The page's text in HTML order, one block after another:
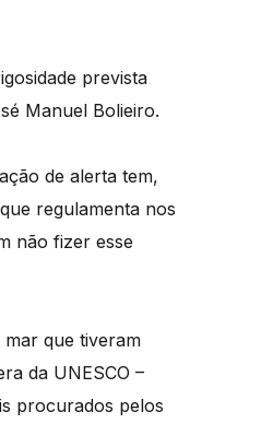
prevista
Manuel Bolieiro.
de alerta tem,
regulamenta nos
não fizer esse
mar que tiveram
da UNESCO –
procurados pelos